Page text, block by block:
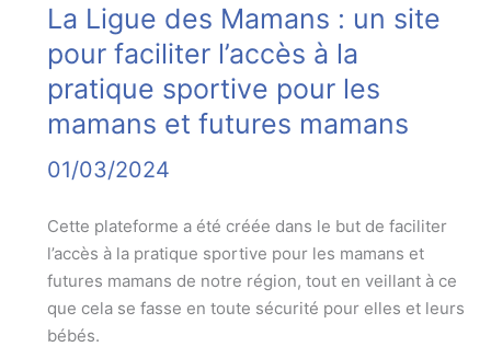
La Ligue des Mamans : un site
pour faciliter l’accès à la
pratique sportive pour les
mamans et futures mamans
01/03/2024
Cette plateforme a été créée dans le but de faciliter
l’accès à la pratique sportive pour les mamans et
futures mamans de notre région, tout en veillant à ce
que cela se fasse en toute sécurité pour elles et leurs
bébés.